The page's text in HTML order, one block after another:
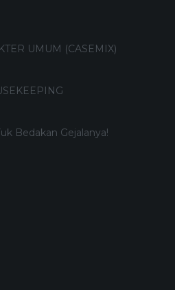
UMUM (CASEMIX)
Bedakan Gejalanya!